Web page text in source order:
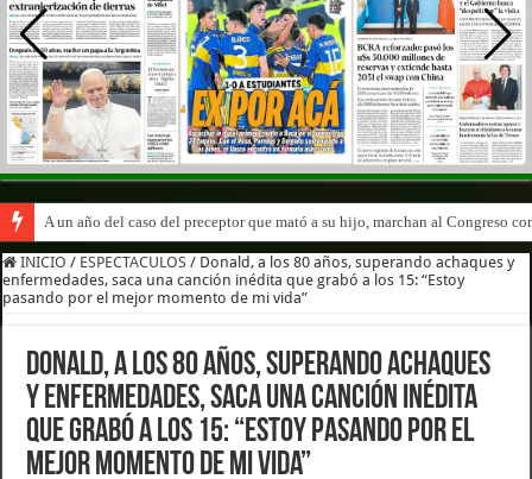
A un año del caso del preceptor que mató a su hijo, marchan al Congreso
INICIO / ESPECTACULOS / Donald, a los 80 años, superando achaques y
enfermedades, saca una canción inédita que grabó a los 15: “Estoy
pasando por el mejor momento de mi vida”
Donald, a los 80 años, superando achaques
y enfermedades, saca una canción inédita
que grabó a los 15: “Estoy pasando por el
mejor momento de mi vida”